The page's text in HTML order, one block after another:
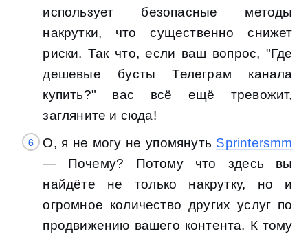
использует безопасные методы
накрутки, что существенно снижет
риски. Так что, если ваш вопрос, "Где
дешевые бусты Телеграм канала
купить?" вас всё ещё тревожит,
загляните и сюда!
О, я не могу не упомянуть Sprintersmm
— Почему? Потому что здесь вы
найдёте не только накрутку, но и
огромное количество других услуг по
продвижению вашего контента. К тому